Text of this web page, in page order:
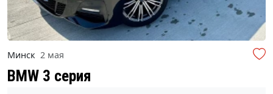
Минск 2 мая
BMW 3 серия